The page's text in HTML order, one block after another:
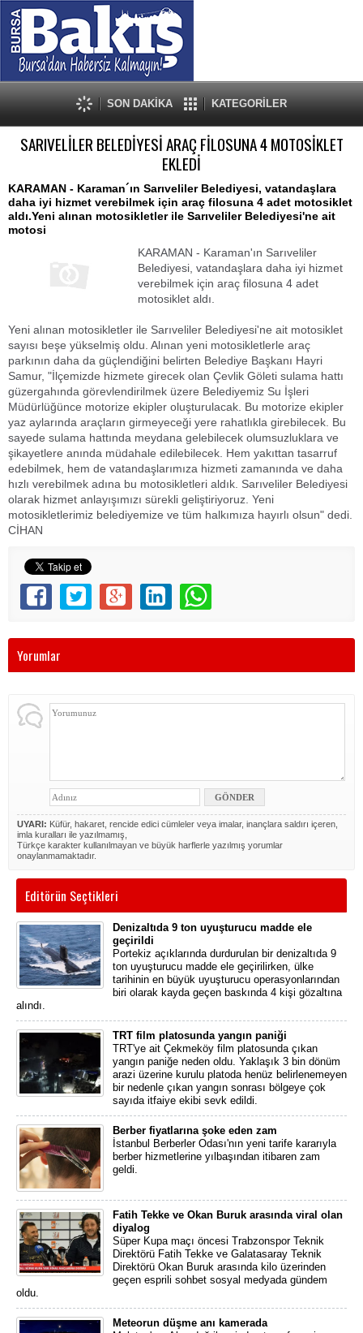
SON DAKİKA KATEGORİLER
SARIVELİLER BELEDİYESİ ARAÇ FİLOSUNA 4 MOTOSİKLET
EKLEDİ
KARAMAN - Karaman´ın Sarıveliler Belediyesi, vatandaşlara
daha iyi hizmet verebilmek için araç filosuna 4 adet motosiklet
aldı.Yeni alınan motosikletler ile Sarıveliler Belediyesi'ne ait
motosi
KARAMAN - Karaman'ın Sarıveliler
Belediyesi, vatandaşlara daha iyi hizmet
verebilmek için araç filosuna 4 adet
motosiklet aldı.
Yeni alınan motosikletler ile Sarıveliler Belediyesi'ne ait motosiklet
sayısı beşe yükselmiş oldu. Alınan yeni motosikletlerle araç
parkının daha da güçlendiğini belirten Belediye Başkanı Hayri
Samur, "İlçemizde hizmete girecek olan Çevlik Göleti sulama hattı
güzergahında görevlendirilmek üzere Belediyemiz Su İşleri
Müdürlüğünce motorize ekipler oluşturulacak. Bu motorize ekipler
yaz aylarında araçların girmeyeceği yere rahatlıkla girebilecek. Bu
sayede sulama hattında meydana gelebilecek olumsuzluklara ve
şikayetlere anında müdahale edilebilecek. Hem yakıttan tasarruf
edebilmek, hem de vatandaşlarımıza hizmeti zamanında ve daha
hızlı verebilmek adına bu motosikletleri aldık. Sarıveliler Belediyesi
olarak hizmet anlayışımızı sürekli geliştiriyoruz. Yeni
motosikletlerimiz belediyemize ve tüm halkımıza hayırlı olsun" dedi.
CİHAN
Yorumlar
UYARI: Küfür, hakaret, rencide edici cümleler veya imalar, inançlara saldırı içeren,
imla kuralları ile yazılmamış,
Türkçe karakter kullanılmayan ve büyük harflerle yazılmış yorumlar
onaylanmamaktadır.
Editörün Seçtikleri
Denizaltıda 9 ton uyuşturucu madde ele
geçirildi
Portekiz açıklarında durdurulan bir denizaltıda 9
ton uyuşturucu madde ele geçirilirken, ülke
tarihinin en büyük uyuşturucu operasyonlarından
biri olarak kayda geçen baskında 4 kişi gözaltına
alındı.
TRT film platosunda yangın paniği
TRT'ye ait Çekmeköy film platosunda çıkan
yangın paniğe neden oldu. Yaklaşık 3 bin dönüm
arazi üzerine kurulu platoda henüz belirlenemeyen
bir nedenle çıkan yangın sonrası bölgeye çok
sayıda itfaiye ekibi sevk edildi.
Berber fiyatlarına şoke eden zam
İstanbul Berberler Odası'nın yeni tarife kararıyla
berber hizmetlerine yılbaşından itibaren zam
geldi.
Fatih Tekke ve Okan Buruk arasında viral olan
diyalog
Süper Kupa maçı öncesi Trabzonspor Teknik
Direktörü Fatih Tekke ve Galatasaray Teknik
Direktörü Okan Buruk arasında kilo üzerinden
geçen esprili sohbet sosyal medyada gündem
oldu.
Meteorun düşme anı kamerada